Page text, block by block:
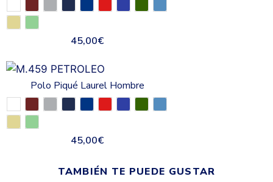
45,00€
Polo Piqué Laurel Hombre
45,00€
TAMBIÉN TE PUEDE GUSTAR